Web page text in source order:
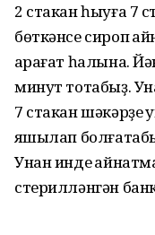
2 стакан һыуға 7
бөткәнсе сироп
ҡарағат һалына.
минут тотабыҙ.
7 стакан шәкәрҙе
яҡшылап
Унан инде
стерилләнгән